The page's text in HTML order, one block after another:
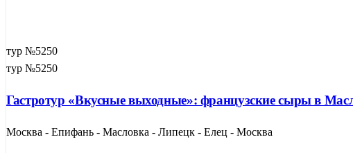
тур №5250
тур №5250
Гастротур «Вкусные выходные»: французские сыры в
Москва - Епифань - Масловка - Липецк - Елец - Москва